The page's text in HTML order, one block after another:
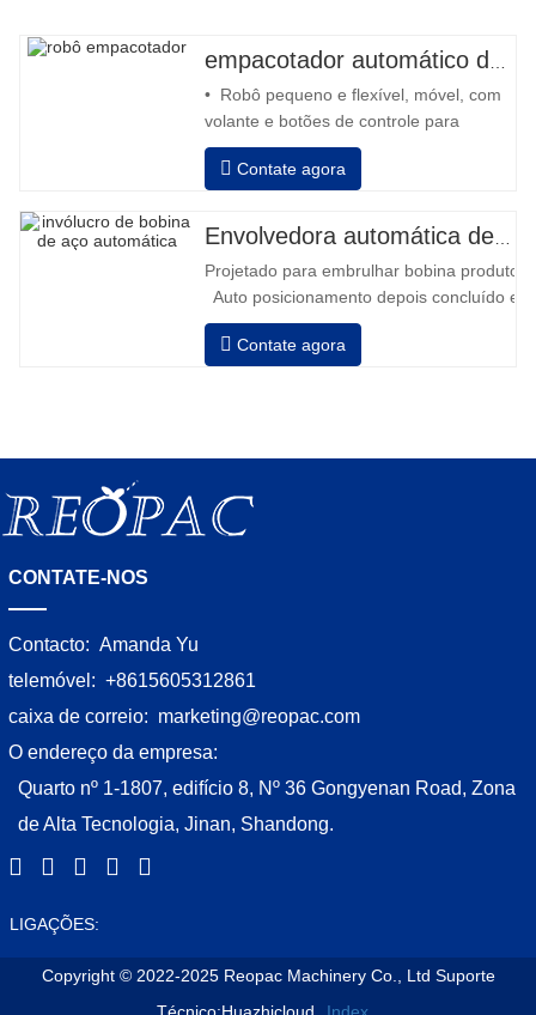
• Robô pequeno e flexível, móvel, com
volante e botões de controle para
retroceder e avançar • Operação fora
da coluna • 2 baterias série 12V / 110
bateria cheia de 120 a 130 paletes •
automático, tempo de carregamento
aprox
Contate agora
Projetado para embrulhar bobina
Auto posicionamento depois concluído
velocidade, alongamento força pode ser
Pneumático topo placa para pressionar
Contate agora
CONTATE-NOS
Contacto: Amanda Yu
telemóvel: +8615605312861
caixa de correio: marketing@reopac.com
O endereço da empresa:
Quarto nº 1-1807, edifício 8, Nº 36 Gongyenan Road, Zona
de Alta Tecnologia, Jinan, Shandong.
LIGAÇÕES:
Copyright © 2022-2025 Reopac Machinery Co., Ltd Suporte